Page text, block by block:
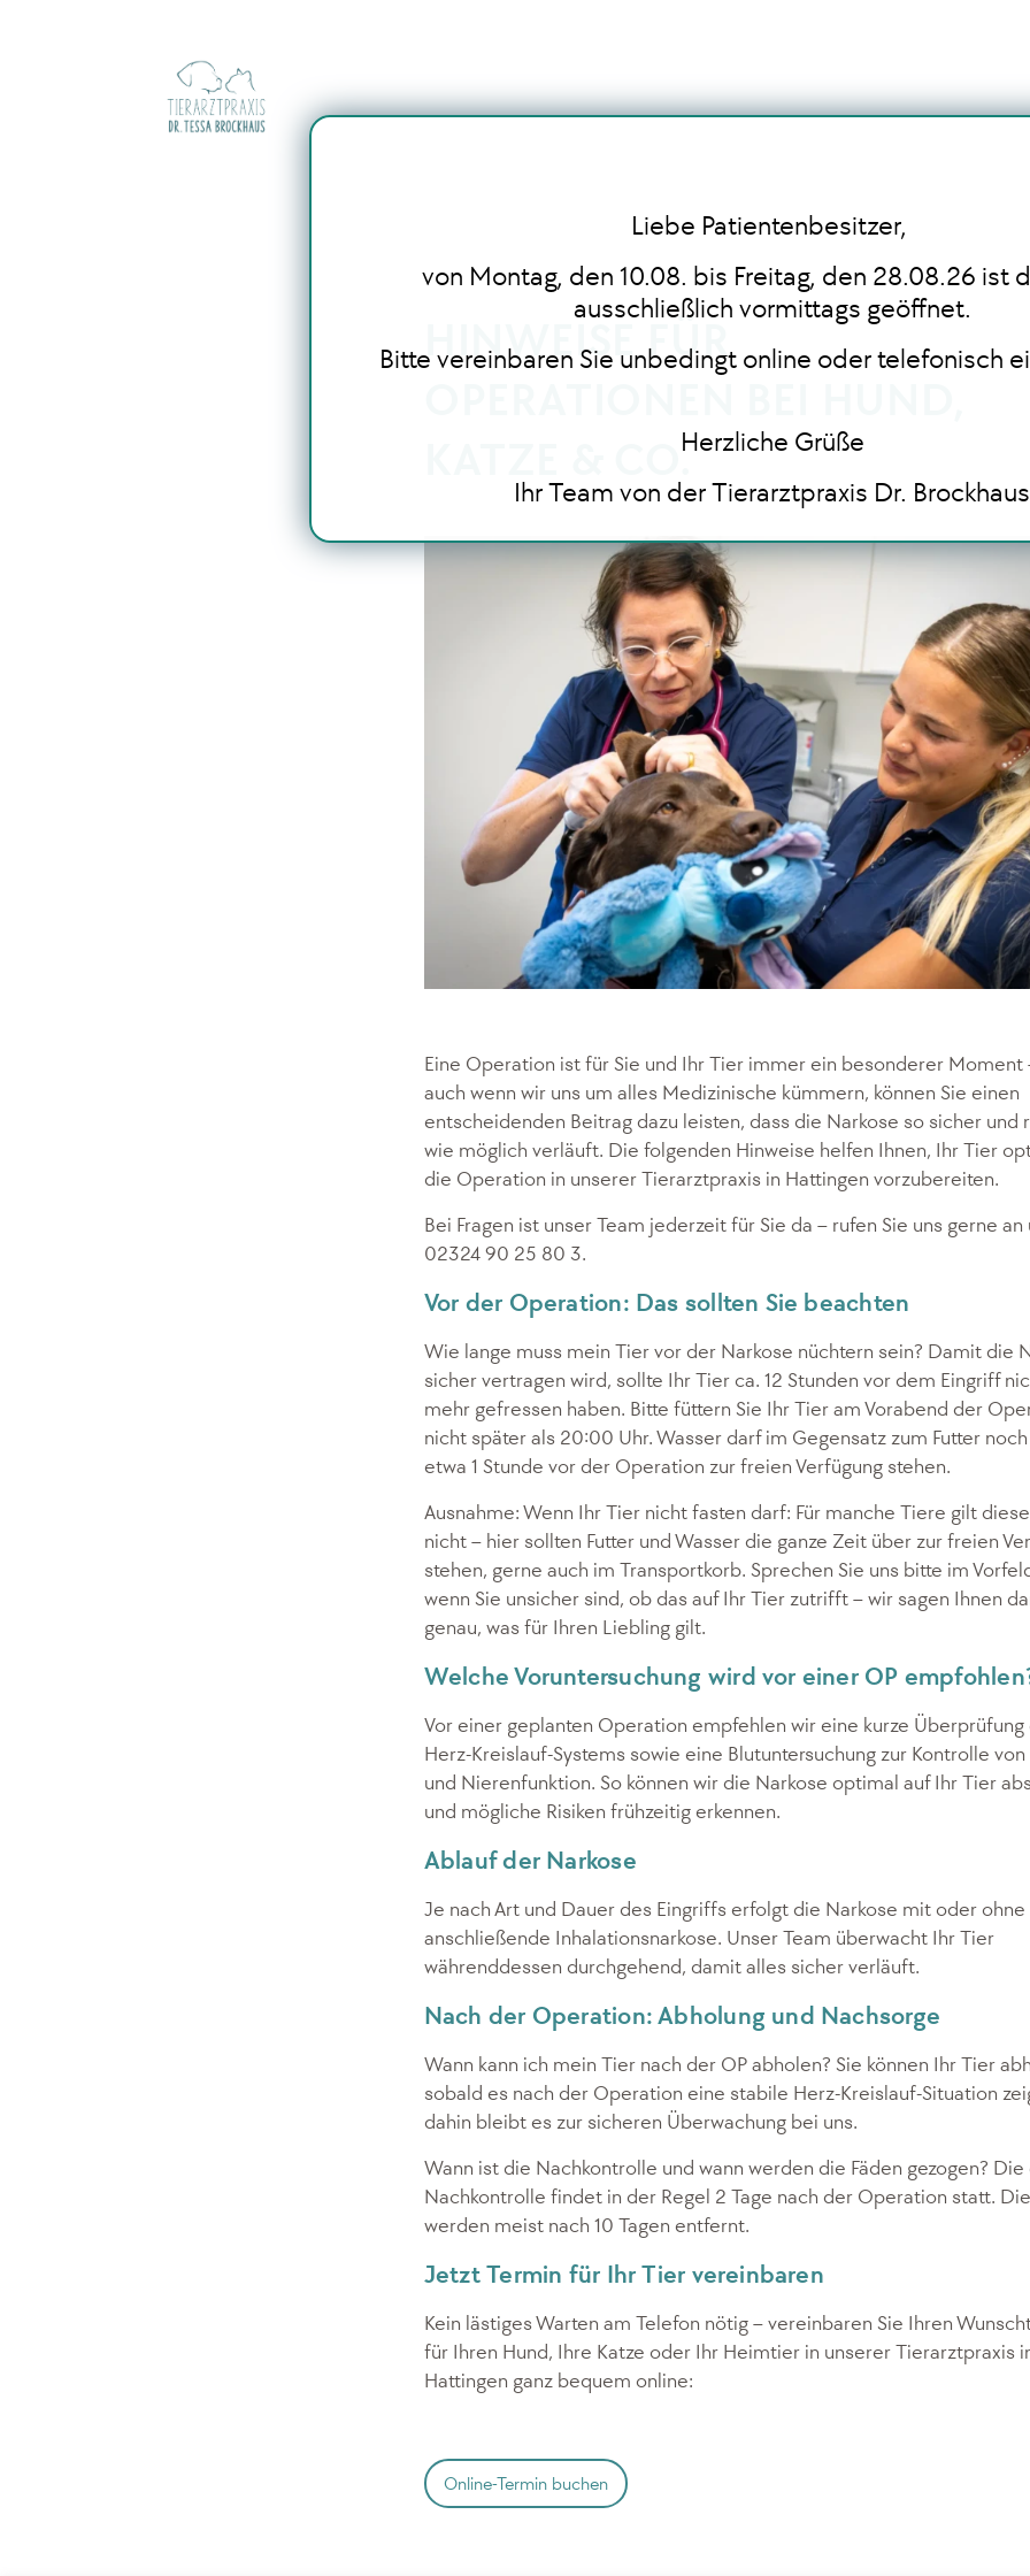
HINWEISE FÜR
KATZE & CO.
Eine Operation ist für Sie und Ihr Tier immer ein besonderer Moment
auch wenn wir uns um alles Medizinische kümmern, können Sie einen
entscheidenden Beitrag dazu leisten, dass die Narkose so sicher und
wie möglich verläuft. Die folgenden Hinweise helfen Ihnen, Ihr Tier
die Operation in unserer Tierarztpraxis in Hattingen vorzubereiten.
Bei Fragen ist unser Team jederzeit für Sie da – rufen Sie uns gerne an
02324 90 25 80 3.
Vor der Operation: Das sollten Sie beachten
Wie lange muss mein Tier vor der Narkose nüchtern sein? Damit die
sicher vertragen wird, sollte Ihr Tier ca. 12 Stunden vor dem Eingriff
mehr gefressen haben. Bitte füttern Sie Ihr Tier am Vorabend der
nicht später als 20:00 Uhr. Wasser darf im Gegensatz zum Futter
etwa 1 Stunde vor der Operation zur freien Verfügung stehen.
Ausnahme: Wenn Ihr Tier nicht fasten darf: Für manche Tiere gilt
nicht – hier sollten Futter und Wasser die ganze Zeit über zur freien
stehen, gerne auch im Transportkorb. Sprechen Sie uns bitte im
wenn Sie unsicher sind, ob das auf Ihr Tier zutrifft – wir sagen Ihnen
genau, was für Ihren Liebling gilt.
Welche Voruntersuchung wird vor einer OP
Vor einer geplanten Operation empfehlen wir eine kurze Überprüfung
Herz-Kreislauf-Systems sowie eine Blutuntersuchung zur Kontrolle
und Nierenfunktion. So können wir die Narkose optimal auf Ihr Tier
und mögliche Risiken frühzeitig erkennen.
Ablauf der Narkose
Je nach Art und Dauer des Eingriffs erfolgt die Narkose mit oder ohne
anschließende Inhalationsnarkose. Unser Team überwacht Ihr Tier
währenddessen durchgehend, damit alles sicher verläuft.
Nach der Operation: Abholung und Nachsorge
Wann kann ich mein Tier nach der OP abholen? Sie können Ihr Tier
sobald es nach der Operation eine stabile Herz-Kreislauf-Situation
dahin bleibt es zur sicheren Überwachung bei uns.
Wann ist die Nachkontrolle und wann werden die Fäden gezogen? Die
Nachkontrolle findet in der Regel 2 Tage nach der Operation statt.
werden meist nach 10 Tagen entfernt.
Jetzt Termin für Ihr Tier vereinbaren
Kein lästiges Warten am Telefon nötig – vereinbaren Sie Ihren
für Ihren Hund, Ihre Katze oder Ihr Heimtier in unserer Tierarztpraxis
Hattingen ganz bequem online:
Online-Termin buchen
Liebe Patientenbesitzer,
von Montag, den 10.08. bis Freitag, den 28.08.26 ist
ausschließlich vormittags geöffnet.
Bitte vereinbaren Sie unbedingt online oder telefonisch
Herzliche Grüße
Ihr Team von der Tierarztpraxis Dr. Brockhaus